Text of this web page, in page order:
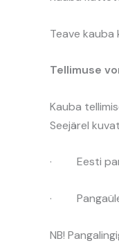
Teave
Tellimuse
Kauba
Seejärel
· Eesti
·
NB!